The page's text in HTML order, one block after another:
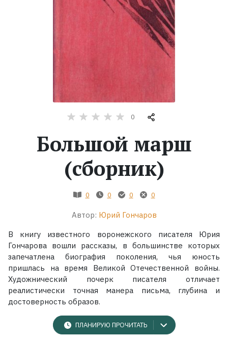
Экранизации
0
Большой марш
(сборник)
0 0 0 0
Автор: Юрий Гончаров
В книгу известного воронежского писателя Юрия
Гончарова вошли рассказы, в большинстве которых
запечатлена биография поколения, чья юность
пришлась на время Великой Отечественной войны.
Художнический почерк писателя отличает
реалистически точная манера письма, глубина и
достоверность образов.
ПЛАНИРУЮ ПРОЧИТАТЬ